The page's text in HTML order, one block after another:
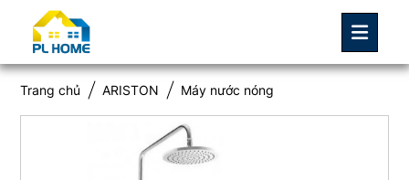
Trang chủ ARISTON Máy nước nóng